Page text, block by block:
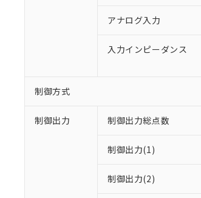
アナログ入力
入力インピーダンス
制御方式
制御出力 制御出力総点数
制御出力(1)
制御出力(2)